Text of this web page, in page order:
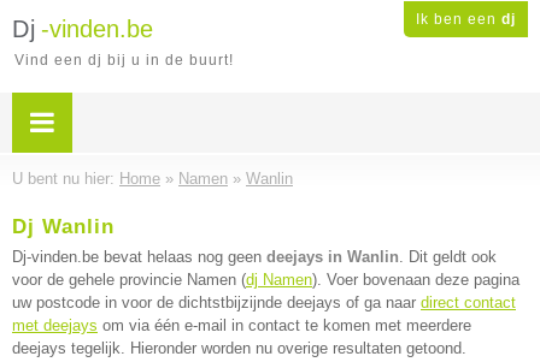
Ik ben een dj
Dj -vinden.be
Vind een dj bij u in de buurt!
U bent nu hier: Home » Namen » Wanlin
Dj Wanlin
Dj-vinden.be bevat helaas nog geen deejays in Wanlin. Dit geldt ook
voor de gehele provincie Namen (dj Namen). Voer bovenaan deze pagina
uw postcode in voor de dichtstbijzijnde deejays of ga naar direct contact
met deejays om via één e-mail in contact te komen met meerdere
deejays tegelijk. Hieronder worden nu overige resultaten getoond.